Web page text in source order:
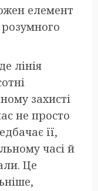
елемент
лінія
захисті
не просто
її,
часі й
Це